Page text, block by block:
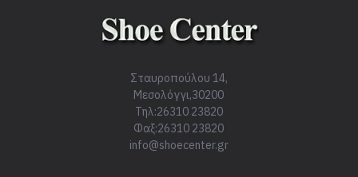
Σταυροπούλου 14,
Μεσολόγγι,30200
Τηλ:26310 23820
Φαξ:26310 23820
info@shoecenter.gr